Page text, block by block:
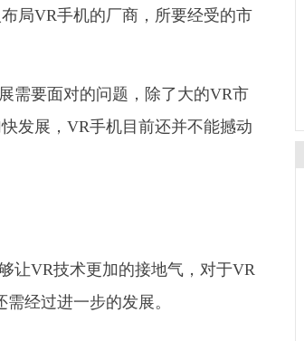
局VR手机的厂商，所要经受的市
需要面对的问题，除了大的VR市
发展，VR手机目前还并不能撼动
让VR技术更加的接地气，对于VR
经过进一步的发展。